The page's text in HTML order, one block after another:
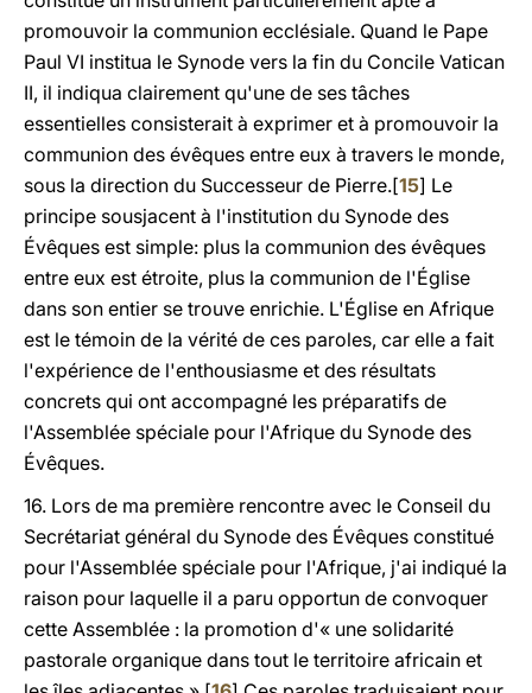
promouvoir la communion ecclésiale. Quand le Pape
Paul VI institua le Synode vers la fin du Concile Vatican
II, il indiqua clairement qu'une de ses tâches
essentielles consisterait à exprimer et à promouvoir la
communion des évêques entre eux à travers le monde,
sous la direction du Successeur de Pierre.[15] Le
principe sousjacent à l'institution du Synode des
Évêques est simple: plus la communion des évêques
entre eux est étroite, plus la communion de l'Église
dans son entier se trouve enrichie. L'Église en Afrique
est le témoin de la vérité de ces paroles, car elle a fait
l'expérience de l'enthousiasme et des résultats
concrets qui ont accompagné les préparatifs de
l'Assemblée spéciale pour l'Afrique du Synode des
Évêques.
16. Lors de ma première rencontre avec le Conseil du
Secrétariat général du Synode des Évêques constitué
pour l'Assemblée spéciale pour l'Afrique, j'ai indiqué la
raison pour laquelle il a paru opportun de convoquer
cette Assemblée : la promotion d'« une solidarité
pastorale organique dans tout le territoire africain et